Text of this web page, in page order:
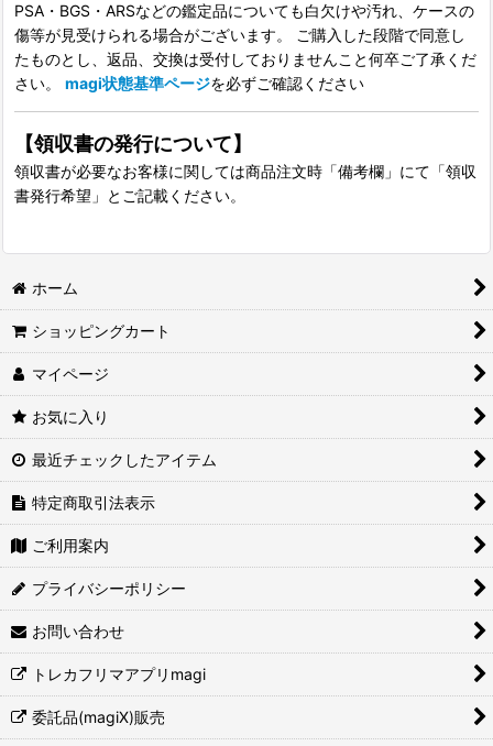
PSA・BGS・ARSなどの鑑定品についても白欠けや汚れ、ケースの
傷等が見受けられる場合がございます。 ご購入した段階で同意し
たものとし、返品、交換は受付しておりませんこと何卒ご了承くだ
さい。 magi状態基準ページを必ずご確認ください
【領収書の発行について】
領収書が必要なお客様に関しては商品注文時「備考欄」にて「領収
書発行希望」とご記載ください。
ホーム
ショッピングカート
マイページ
お気に入り
最近チェックしたアイテム
特定商取引法表示
ご利用案内
プライバシーポリシー
お問い合わせ
トレカフリマアプリmagi
委託品(magiX)販売